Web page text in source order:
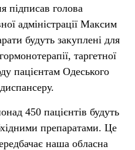
підписав голова
адміністрації Максим
будуть закуплені для
таргетної
пацієнтам Одеського
450 пацієнтів будуть
препаратами. Це
наша обласна